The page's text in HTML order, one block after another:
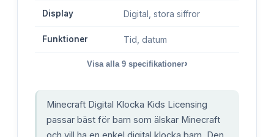
Display Digital, stora siffror
Funktioner Tid, datum
Visa alla 9specifikationer›
Minecraft Digital Klocka Kids Licensing
passar bäst för barn som älskar Minecraft